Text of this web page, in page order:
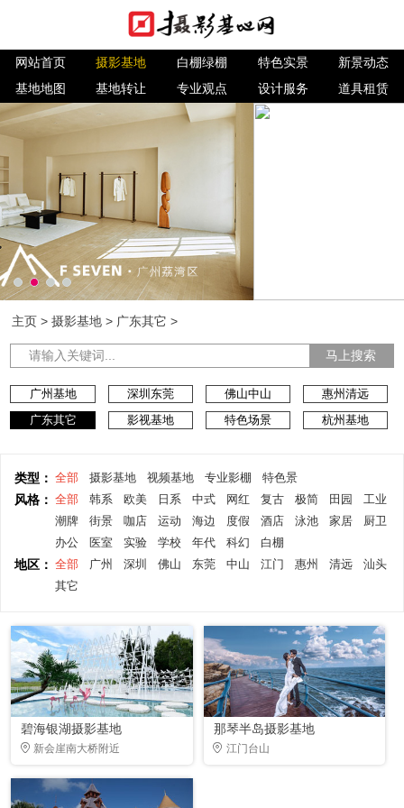
网站首页 摄影基地 白棚绿棚 特色实景
新景动态
基地地图
基地转让 专业观点 设计服务 道具租赁
主页 >摄影基地 > 广东其它 >
马上搜索
广州基地 深圳东莞 佛山中山
惠州清远
广东其它
影视基地 特色场景 杭州基地
类型： 全部 摄影基地 视频基地 专业影棚 特色景
风格： 全部 韩系 欧美 日系 中式 网红 复古 极简 田园
工业
潮牌
街景 咖店 运动 海边 度假 酒店 泳池 家居
厨卫
办公
医室 实验 学校 年代 科幻 白棚
地区： 全部 广州 深圳 佛山 东莞 中山 江门 惠州 清远
汕头
其它
碧海银湖摄影基地
新会崖南大桥附近
那琴半岛摄影基地
江门台山